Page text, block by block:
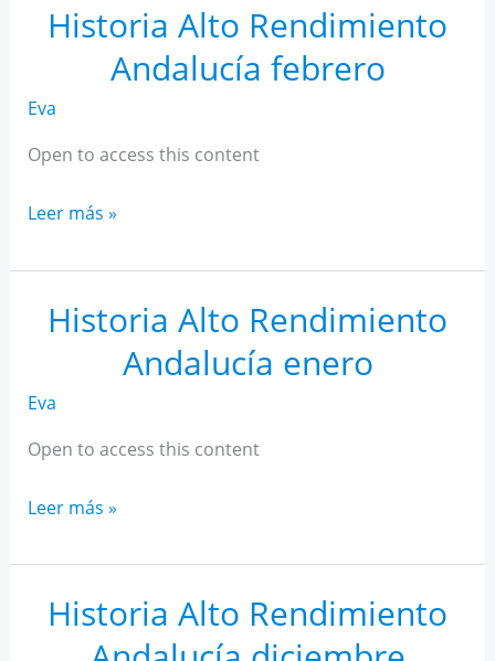
Andalucía
marzo
Historia Alto Rendimiento
Andalucía febrero
Eva
Open to access this content
Historia
Rendimiento
Andalucía
febrero
Leer más »
Historia Alto Rendimiento
Andalucía enero
Eva
Open to access this content
Historia
Rendimiento
Andalucía
enero
Leer más »
Historia Alto Rendimiento